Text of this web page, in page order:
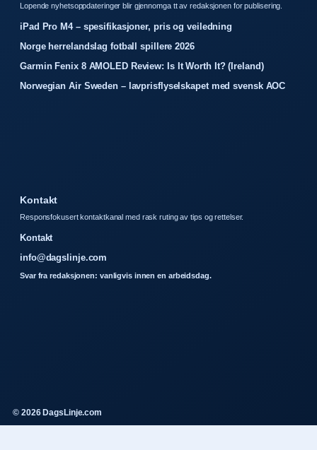
Lopende nyhetsoppdateringer blir gjennomga tt av redaksjonen for publisering.
iPad Pro M4 – spesifikasjoner, pris og veiledning
Norge herrelandslag fotball spillere 2026
Garmin Fenix 8 AMOLED Review: Is It Worth It? (Ireland)
Norwegian Air Sweden – lavprisflyselskapet med svensk AOC
Kontakt
Responsfokusert kontaktkanal med rask ruting av tips og rettelser.
Kontakt
info@dagslinje.com
Svar fra redaksjonen: vanligvis innen en arbeidsdag.
© 2026 DagsLinje.com